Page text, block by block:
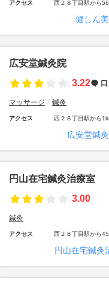
アクセス 西２８丁目駅から
健しん
広安堂鍼灸院
3.22
口
マッサージ 鍼灸
アクセス 西２８丁目駅から
広安堂鍼
円山在宅鍼灸治療室
3.00
鍼灸
アクセス 西２８丁目駅から
円山在宅鍼灸